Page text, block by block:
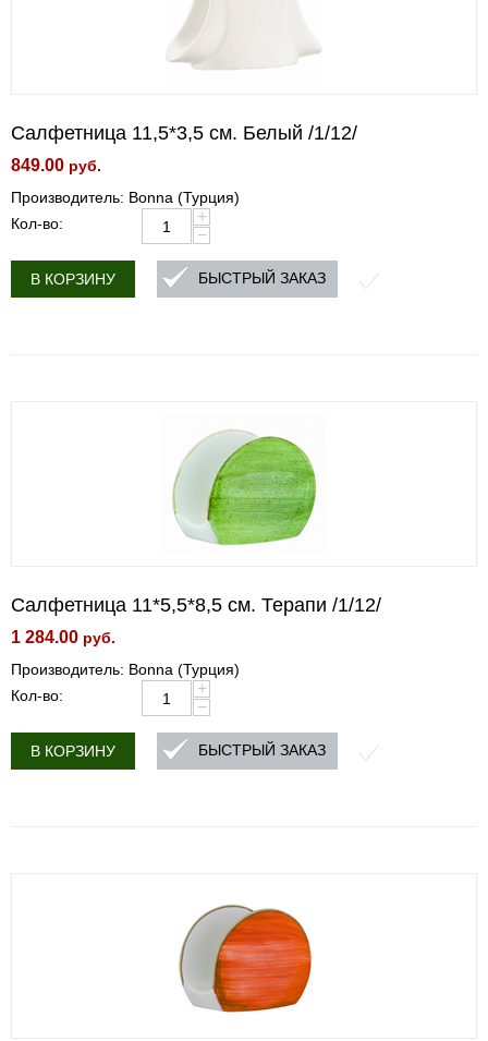
Салфетница 11,5*3,5 см. Белый /1/12/
849.00 руб.
Производитель: Bonna (Турция)
Кол-во:
+
−
В КОРЗИНУ БЫСТРЫЙ ЗАКАЗ
Салфетница 11*5,5*8,5 см. Терапи /1/12/
1 284.00 руб.
Производитель: Bonna (Турция)
Кол-во:
+
−
В КОРЗИНУ БЫСТРЫЙ ЗАКАЗ